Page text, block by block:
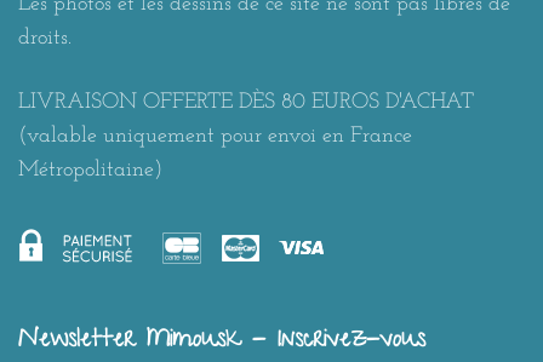
droits.
LIVRAISON OFFERTE DÈS 80 EUROS D'ACHAT
(valable uniquement pour envoi en France
Métropolitaine)
Newsletter Mimousk - Inscrivez-vous